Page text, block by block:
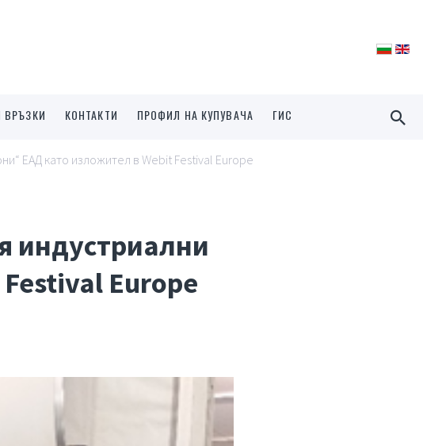
ВРЪЗКИ КОНТАКТИ ПРОФИЛ НА КУПУВАЧА ГИС
ЕАД като изложител в Webit Festival Europe
индустриални
Europe